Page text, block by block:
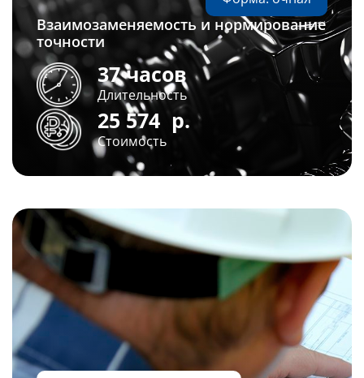
Взаимозаменяемость и нормирование
точности
37 часов
Длительность
25 574 р.
Стоимость